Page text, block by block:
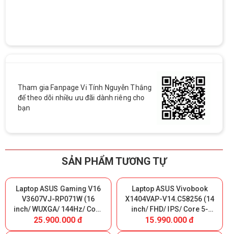
Tham gia Fanpage Vi Tính Nguyễn Thắng
để theo dõi nhiều ưu đãi dành riêng cho
bạn
SẢN PHẨM TƯƠNG TỰ
Laptop ASUS Gaming V16
V3607VJ-RP071W (16
inch/ WUXGA/ 144Hz/ Core
5-210H/ 16GB DDR5/ SSD
512GB/ RTX 3050 6GB/
25.900.000 đ
Laptop ASUS Vivobook
X1404VAP-V14.C58256 (14
inch/ FHD/ IPS/ Core 5-
120U/ 8GB/ SSD 256GB/
WIN11S/ Blue) Nhập Khẩu
15.990.000 đ